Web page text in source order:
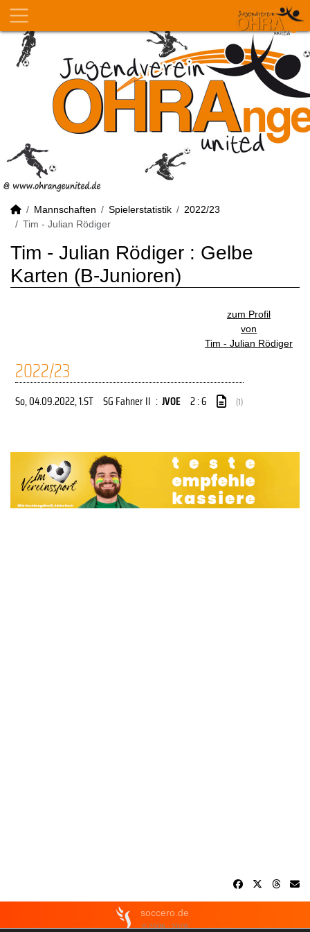
Mannschaften Spielerstatistik
2022/23
Tim - Julian Rödiger
Tim - Julian Rödiger : Gelbe
Karten (B-Junioren)
zum Profil
von
Tim - Julian Rödiger
2022/23
So, 04.09.2022, 1.ST SG Fahner II : JVOE 2 : 6 (1)
soccero.de
© 2006 - 2026